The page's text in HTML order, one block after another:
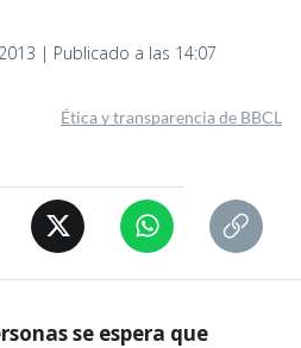
| Publicado a las 14:07
Ética y transparencia de BBCL
se espera que